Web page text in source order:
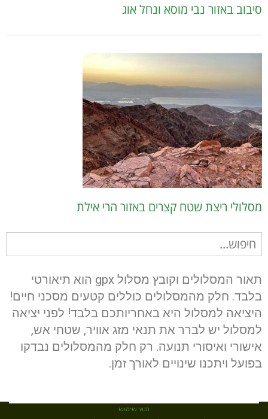
סיבוב באזור נבי מוסא ונחל אוג
מסלולי ריצת שטח קצרים באזור הרי אילת
חיפוש
עבור:
תאור המסלולים וקובץ מסלול gpx הוא תיאורטי
בלבד. חלק מהמסלולים כוללים קטעים מסכני חיים!
היציאה למסלול היא באחריותכם בלבד! לפני יציאה
למסלול יש לברר את תנאי מזג אוויר, שטחי אש,
אישורי ואיסורי תנועה. רק חלק מהמסלולים נבדקו
בפועל ויתכנו שינויים לאורך זמן.
תנאי שימוש